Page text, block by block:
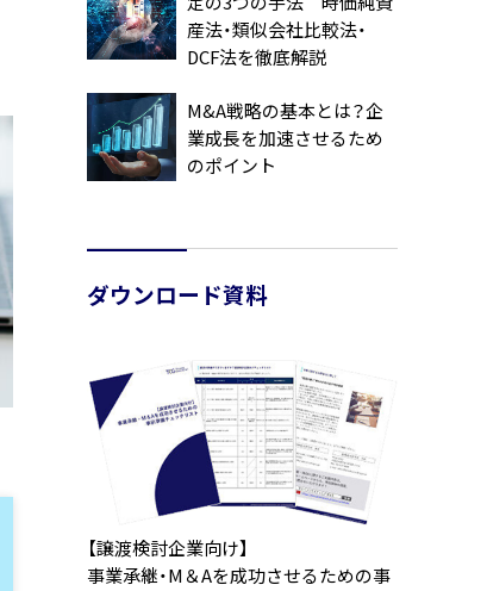
産法・類似会社比較法・
DCF法を徹底解説
M&A戦略の基本とは？企
業成長を加速させるため
のポイント
ダウンロード資料
【譲渡検討企業向け】
事業承継・M＆Aを成功させるための事